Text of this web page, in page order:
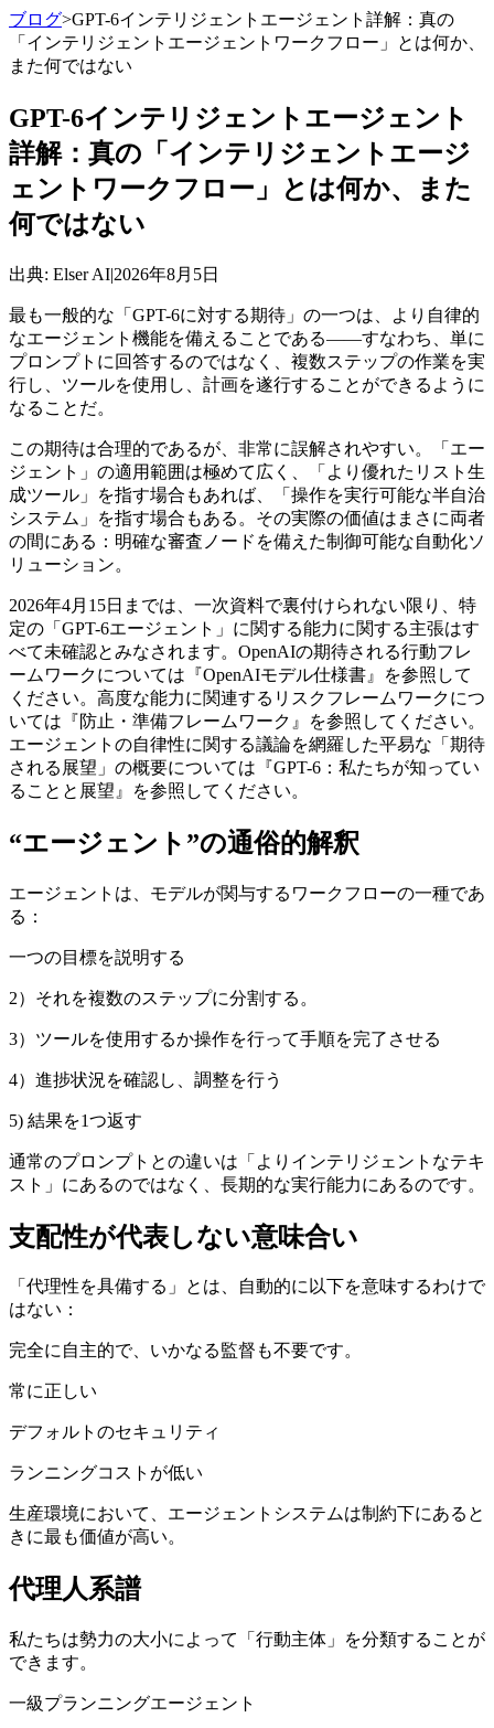
ブログ>GPT-6インテリジェントエージェント詳解：真の
「インテリジェントエージェントワークフロー」とは何か、
また何ではない
GPT-6インテリジェントエージェント
詳解：真の「インテリジェントエージ
ェントワークフロー」とは何か、また
何ではない
出典: Elser AI|2026年8月5日
最も一般的な「GPT-6に対する期待」の一つは、より自律的
なエージェント機能を備えることである——すなわち、単に
プロンプトに回答するのではなく、複数ステップの作業を実
行し、ツールを使用し、計画を遂行することができるように
なることだ。
この期待は合理的であるが、非常に誤解されやすい。「エー
ジェント」の適用範囲は極めて広く、「より優れたリスト生
成ツール」を指す場合もあれば、「操作を実行可能な半自治
システム」を指す場合もある。その実際の価値はまさに両者
の間にある：明確な審査ノードを備えた制御可能な自動化ソ
リューション。
2026年4月15日までは、一次資料で裏付けられない限り、特
定の「GPT-6エージェント」に関する能力に関する主張はす
べて未確認とみなされます。OpenAIの期待される行動フレ
ームワークについては『OpenAIモデル仕様書』を参照して
ください。高度な能力に関連するリスクフレームワークにつ
いては『防止・準備フレームワーク』を参照してください。
エージェントの自律性に関する議論を網羅した平易な「期待
される展望」の概要については『GPT-6：私たちが知ってい
ることと展望』を参照してください。
“エージェント”の通俗的解釈
エージェントは、モデルが関与するワークフローの一種であ
る：
一つの目標を説明する
2）それを複数のステップに分割する。
3）ツールを使用するか操作を行って手順を完了させる
4）進捗状況を確認し、調整を行う
5) 結果を1つ返す
通常のプロンプトとの違いは「よりインテリジェントなテキ
スト」にあるのではなく、長期的な実行能力にあるのです。
支配性が代表しない意味合い
「代理性を具備する」とは、自動的に以下を意味するわけで
はない：
完全に自主的で、いかなる監督も不要です。
常に正しい
デフォルトのセキュリティ
ランニングコストが低い
生産環境において、エージェントシステムは制約下にあると
きに最も価値が高い。
代理人系譜
私たちは勢力の大小によって「行動主体」を分類することが
できます。
一級プランニングエージェント